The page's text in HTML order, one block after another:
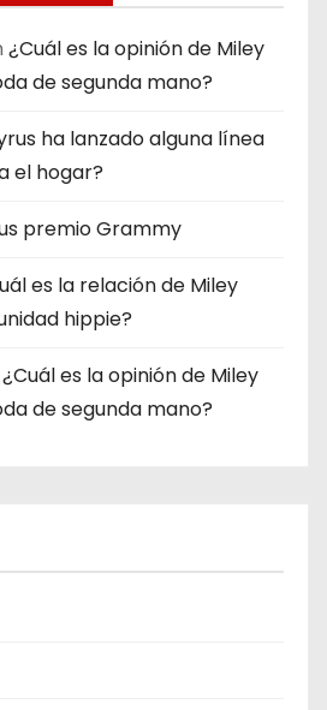
¿Cuál es la opinión de Miley
de segunda mano?
ha lanzado alguna línea
el hogar?
premio Grammy
es la relación de Miley
hippie?
¿Cuál es la opinión de Miley
de segunda mano?